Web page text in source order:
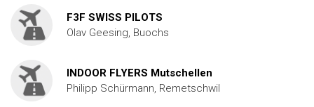
F3F SWISS PILOTS
Olav Geesing, Buochs
INDOOR FLYERS Mutschellen
Philipp Schürmann, Remetschwil